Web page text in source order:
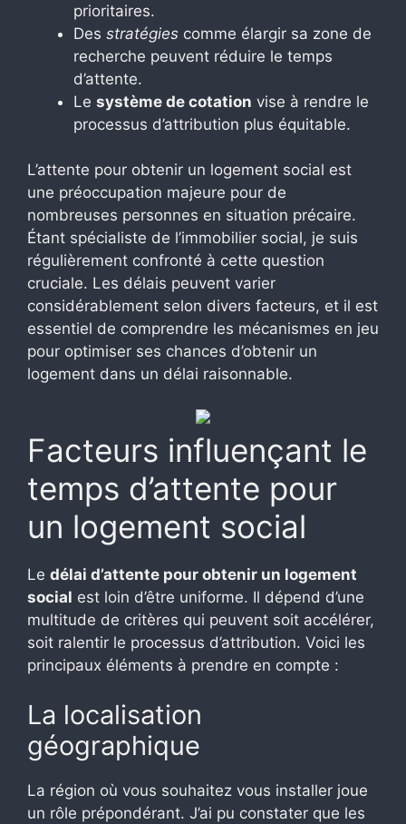
prioritaires.
Des stratégies comme élargir sa zone de
recherche peuvent réduire le temps
d’attente.
Le système de cotation vise à rendre le
processus d’attribution plus équitable.
L’attente pour obtenir un logement social est
une préoccupation majeure pour de
nombreuses personnes en situation précaire.
Étant spécialiste de l’immobilier social, je suis
régulièrement confronté à cette question
cruciale. Les délais peuvent varier
considérablement selon divers facteurs, et il est
essentiel de comprendre les mécanismes en jeu
pour optimiser ses chances d’obtenir un
logement dans un délai raisonnable.
Facteurs influençant le
temps d’attente pour
un logement social
Le délai d’attente pour obtenir un logement
social est loin d’être uniforme. Il dépend d’une
multitude de critères qui peuvent soit accélérer,
soit ralentir le processus d’attribution. Voici les
principaux éléments à prendre en compte :
La localisation
géographique
La région où vous souhaitez vous installer joue
un rôle prépondérant. J’ai pu constater que les